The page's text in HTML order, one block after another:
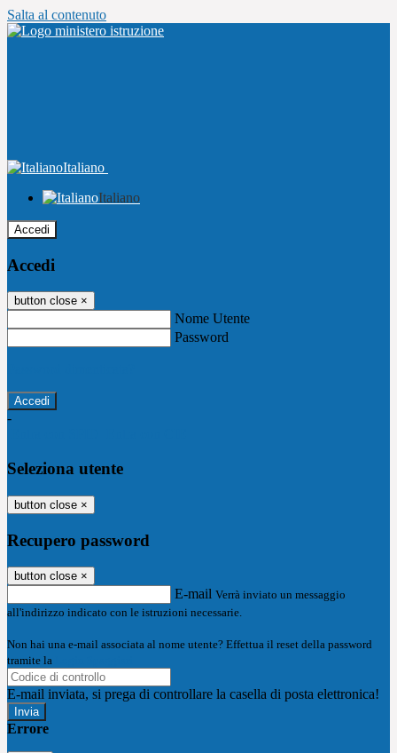
Salta al contenuto
Italiano
Italiano
Accedi
Accedi
button close ×
Nome Utente
Password
-
Seleziona utente
button close ×
Recupero password
button close ×
E-mail Verrà inviato un messaggio
all'indirizzo indicato con le istruzioni necessarie.
Non hai una e-mail associata al nome utente? Effettua il reset della password
tramite la
E-mail inviata, si prega di controllare la casella di posta elettronica!
Errore